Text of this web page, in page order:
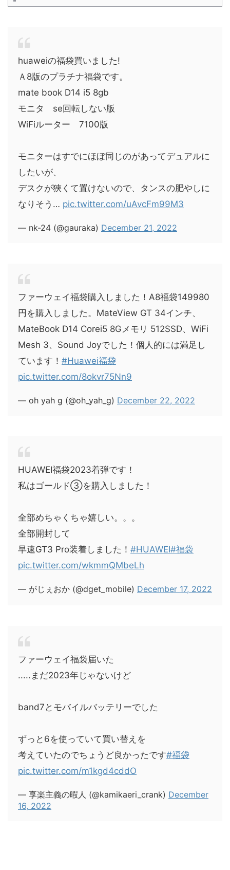
huaweiの福袋買いました!
Ａ8版のプラチナ福袋です。
mate book D14 i5 8gb
モニタ se回転しない版
WiFiルーター 7100版
モニターはすでにほぼ同じのがあってデュアルに
したいが、
デスクが狹くて置けないので、タンスの肥やしに
なりそう… pic.twitter.com/uAvcFm99M3
— nk-24 (@gauraka) December 21, 2022
ファーウェイ福袋購入しました！A8福袋149980
円を購入しました。MateView GT 34インチ、
MateBook D14 Corei5 8Gメモリ 512SSD、WiFi
Mesh 3、Sound Joyでした！個人的には満足し
ています！ #Huawei福袋
pic.twitter.com/8okvr75Nn9
— oh yah g (@oh_yah_g) December 22, 2022
HUAWEI福袋2023着弾です！
私はゴールド③を購入しました！
全部めちゃくちゃ嬉しい。。。
全部開封して
早速GT3 Pro装着しました！ #HUAWEI#福袋
pic.twitter.com/wkmmQMbeLh
— がじぇおか (@dget_mobile) December 17, 2022
ファーウェイ福袋届いた
.....まだ2023年じゃないけど
band7とモバイルバッテリーでした
ずっと6を使っていて買い替えを
考えていたのでちょうど良かったです#福袋
pic.twitter.com/m1kgd4cddO
— 享楽主義の暇人 (@kamikaeri_crank) December
16, 2022